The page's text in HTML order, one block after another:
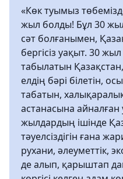
«Көк туымыз
жыл болды! Бұл 30
сәт болғанымен,
бергісіз уақыт. 30
табылатын
елдің бәрі білетін,
табатын,
астанасына
жылдардың ішінде
тәуелсіздігін ғана
рухани, әлеуметтік,
де алып, қарыштап